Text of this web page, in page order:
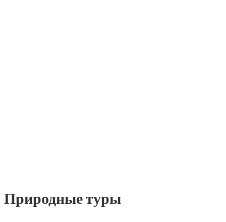
Природные туры